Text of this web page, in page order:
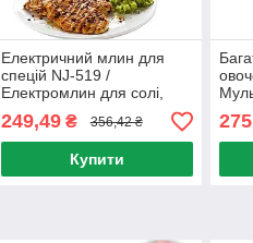
Електричний млин для
спецій NJ-519 /
Електромлин для солі,
перцю на батарейках /
Електросільниця
249,49₴ 356,42 ₴
Купити
та
275